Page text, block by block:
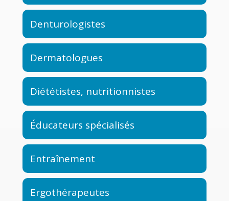
Denturologistes
Dermatologues
Diététistes, nutritionnistes
Éducateurs spécialisés
Entraînement
Ergothérapeutes